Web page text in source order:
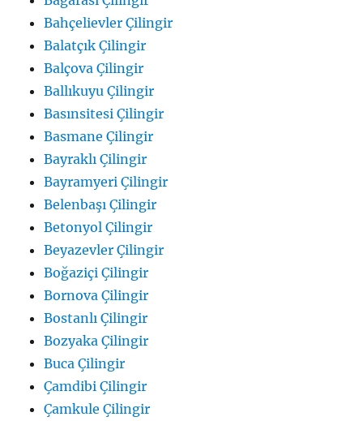
Bahçelievler Çilingir
Balatçık Çilingir
Balçova Çilingir
Ballıkuyu Çilingir
Basınsitesi Çilingir
Basmane Çilingir
Bayraklı Çilingir
Bayramyeri Çilingir
Belenbaşı Çilingir
Betonyol Çilingir
Beyazevler Çilingir
Boğaziçi Çilingir
Bornova Çilingir
Bostanlı Çilingir
Bozyaka Çilingir
Buca Çilingir
Çamdibi Çilingir
Çamkule Çilingir